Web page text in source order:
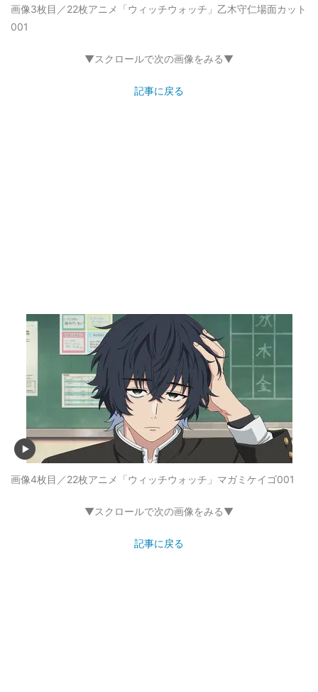
画像3枚目／22枚アニメ「ウィッチウォッチ」乙木守仁場面カット
001
▼スクロールで次の画像をみる▼
記事に戻る
画像4枚目／22枚アニメ「ウィッチウォッチ」マガミケイゴ001
▼スクロールで次の画像をみる▼
記事に戻る